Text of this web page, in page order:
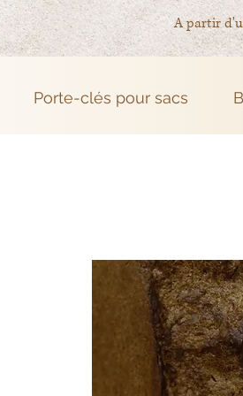
A partir
Porte-clés pour sacs